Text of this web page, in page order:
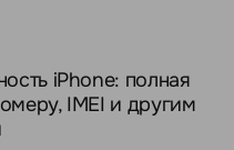
iPhone: полная
IMEI и другим